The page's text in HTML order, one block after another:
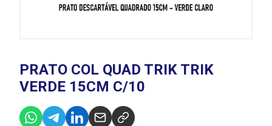
PRATO COL QUAD TRIK TRIK
VERDE 15CM C/10